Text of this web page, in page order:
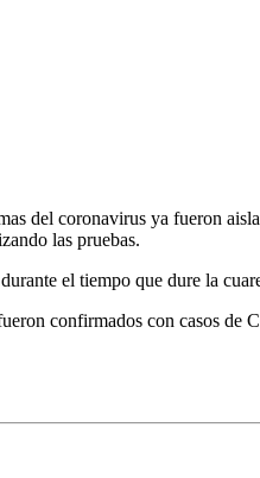
del coronavirus ya fueron
las pruebas.
el tiempo que dure la
confirmados con casos